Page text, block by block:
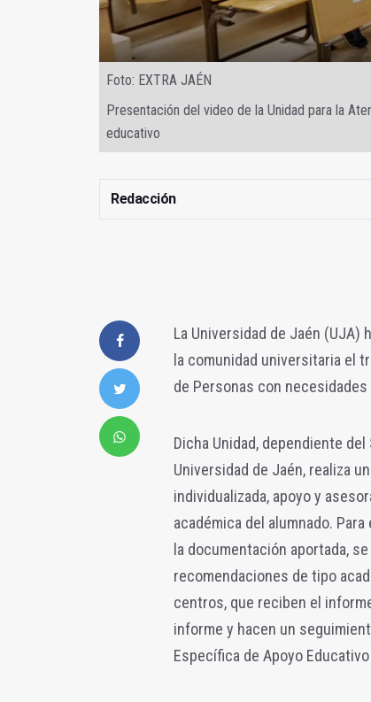
Foto: EXTRA JAÉN
Presentación del video de la Unidad para la
educativo
Redacción
La Universidad de Jaén
la comunidad universitaria el
de Personas con
Dicha Unidad, dependiente
Universidad de Jaén, realiza
individualizada, apoyo y
académica del alumnado.
la documentación aportada,
recomendaciones de tipo
centros, que reciben el
informe y hacen un
Específica de Apoyo Educativo